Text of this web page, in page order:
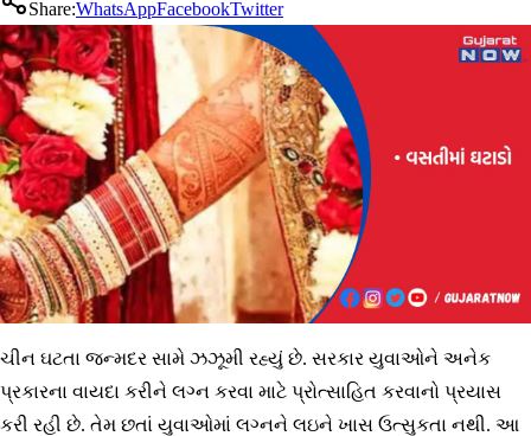
Share:WhatsAppFacebookTwitter
ચીન ઘટતા જન્મદર સામે ઝઝૂમી રહ્યું છે. સરકાર યુવાઓને અનેક
પ્રકારના વાયદા કરીને લગ્ન કરવા માટે પ્રોત્સાહિત કરવાનો પ્રયાસ
કરી રહી છે. તેમ છતાં યુવાઓમાં લગ્નને લઇને ખાસ ઉત્સુકતા નથી. આ